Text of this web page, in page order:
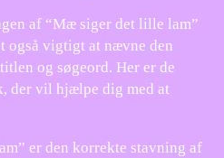
af “Mæ siger det lille lam”
også vigtigt at nævne den
og søgeord. Her er de
der vil hjælpe dig med at
er den korrekte stavning af